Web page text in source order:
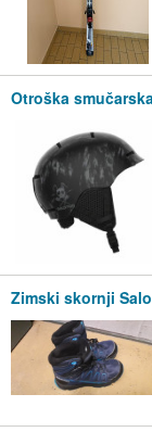
Otroška
Zimski skornji